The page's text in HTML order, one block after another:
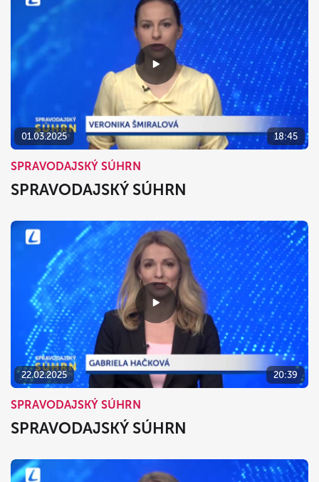
01.03.2025 18:45
SPRAVODAJSKÝ SÚHRN
SPRAVODAJSKÝ SÚHRN
22.02.2025 20:39
SPRAVODAJSKÝ SÚHRN
SPRAVODAJSKÝ SÚHRN